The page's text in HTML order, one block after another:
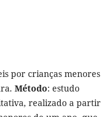
por crianças menores
Método: estudo
realizado a partir